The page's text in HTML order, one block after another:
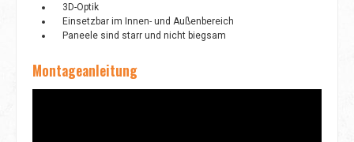
3D-Optik
Einsetzbar im Innen- und Außenbereich
Paneele sind starr und nicht biegsam
Montageanleitung